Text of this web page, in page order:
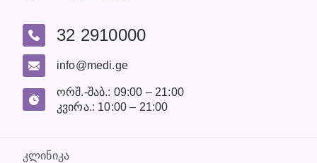
32 2910000
info@medi.ge
ორშ.-შაბ.: 09:00 – 21:00
კვირა.: 10:00 – 21:00
კლინიკა